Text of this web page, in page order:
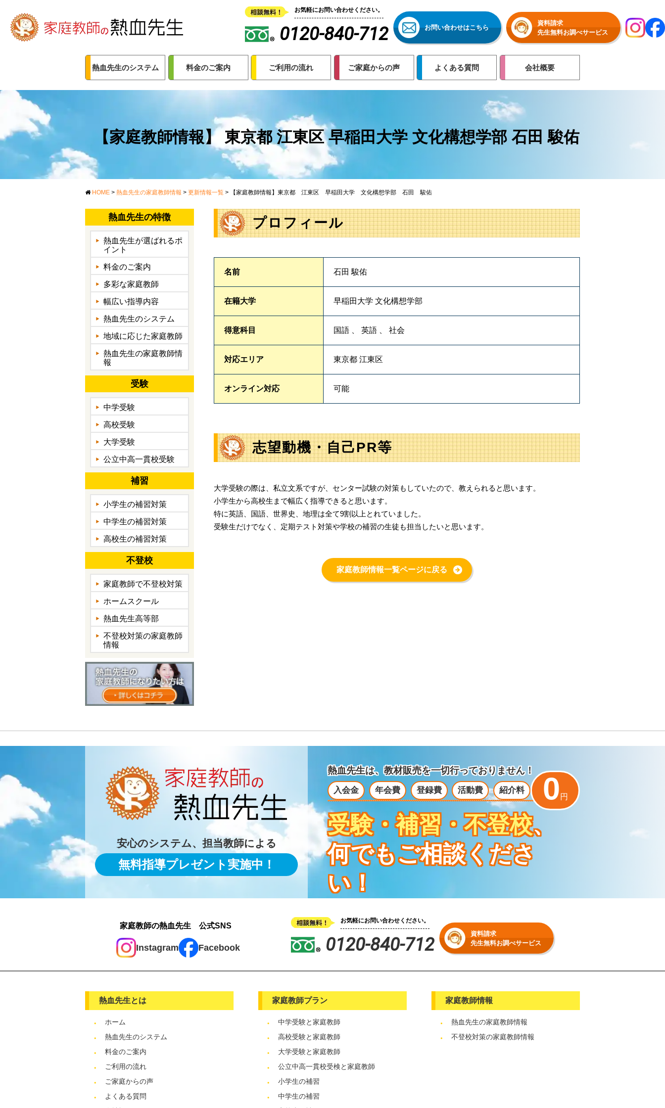
お気軽にお問い合わせください。
0120-840-712 お問い合わせはこちら
資料請求
先生無料お調べサービス
熱血先生のシステム 料金のご案内 ご利用の流れ ご家庭からの声 よくある質問 会社概要
【家庭教師情報】 東京都 江東区 早稲田大学 文化構想学部 石田 駿佑
HOME > 熱血先生の家庭教師情報 > 更新情報一覧 > 【家庭教師情報】東京都 江東区 早稲田大学 文化構想学部 石田 駿佑
プロフィール
名前 石田 駿佑
在籍大学 早稲田大学 文化構想学部
得意科目 国語 、 英語 、 社会
対応エリア 東京都 江東区
オンライン対応 可能
志望動機・自己PR等
大学受験の際は、私立文系ですが、センター試験の対策もしていたので、教えられると思います。
小学生から高校生まで幅広く指導できると思います。
特に英語、国語、世界史、地理は全て9割以上とれていました。
受験生だけでなく、定期テスト対策や学校の補習の生徒も担当したいと思います。
家庭教師情報一覧ページに戻る
熱血先生の特徴
熱血先生が選ばれるポ
イント
料金のご案内
多彩な家庭教師
幅広い指導内容
熱血先生のシステム
地域に応じた家庭教師
熱血先生の家庭教師情
報
受験
中学受験
高校受験
大学受験
公立中高一貫校受験
補習
小学生の補習対策
中学生の補習対策
高校生の補習対策
不登校
家庭教師で不登校対策
ホームスクール
熱血先生高等部
不登校対策の家庭教師
情報
安心のシステム、担当教師による
無料指導プレゼント実施中！
熱血先生は、教材販売を一切行っておりません！
入会金 年会費 登録費 活動費 紹介料 0 円
受験・補習・不登校、
何でもご相談くださ
い！
家庭教師の熱血先生 公式SNS
Instagram Facebook
お気軽にお問い合わせください。
0120-840-712
資料請求
先生無料お調べサービス
熱血先生とは
ホーム
熱血先生のシステム
料金のご案内
ご利用の流れ
ご家庭からの声
よくある質問
家庭教師プラン
中学受験と家庭教師
高校受験と家庭教師
大学受験と家庭教師
公立中高一貫校受検と家庭教師
小学生の補習
中学生の補習
家庭教師情報
熱血先生の家庭教師情報
不登校対策の家庭教師情報